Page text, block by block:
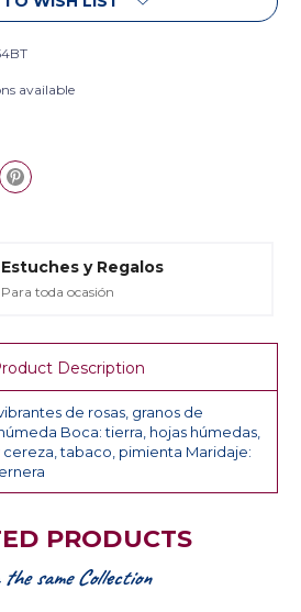
available
Estuches y Regalos
Para toda ocasión
Description
de rosas, granos de
Boca: tierra, hojas húmedas,
tabaco, pimienta Maridaje:
PRODUCTS
same Collection